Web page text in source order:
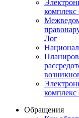
комплекс
Лог
комплекс
Обращения